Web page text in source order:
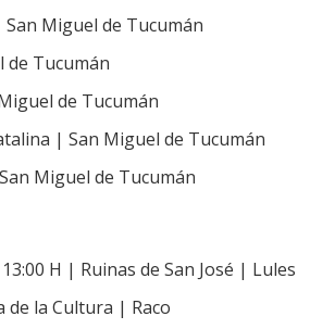
Miguel de Tucumán
Tucumán
de Tucumán
| San Miguel de Tucumán
Miguel de Tucumán
H | Ruinas de San José | Lules
de la Cultura | Raco